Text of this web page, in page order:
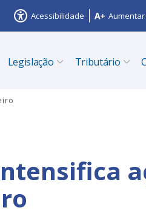
Acessibilidade Aumentar
Legislação Tributário